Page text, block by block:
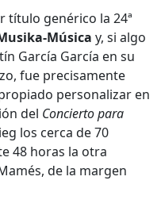
título genérico la 24ª
Música y, si algo
García García en su
fue precisamente
personalizar en
del Concierto para
los cerca de 70
48 horas la otra
de la margen